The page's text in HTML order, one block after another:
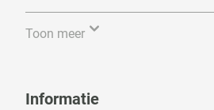
Toon meer
Informatie